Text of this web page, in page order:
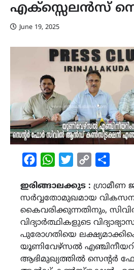
എക്സ്സെലൻസ്
June 19, 2025
FacebookWhatsAppTwitterCopy
ഇരിങ്ങാലക്കുട :
സർവ്വതോമുഖമായ
കൈവരിക്കുന്നതിനും,
വിദ്യാർത്ഥികളുടെ
പുരോഗതിയെ
യൂണിവേഴ്സൽ
ആഭിമുഖ്യത്തിൽ സെന്റർ